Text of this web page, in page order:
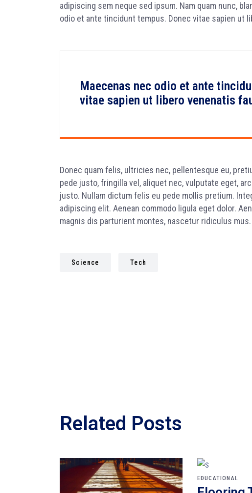
adipiscing sem neque sed ipsum. Nam quam nunc,
odio et ante tincidunt tempus. Donec vitae sapien ut
Maecenas nec odio et ante
vitae sapien ut libero venenatis
Donec quam felis, ultricies nec, pellentesque eu,
pede justo, fringilla vel, aliquet nec, vulputate eget,
justo. Nullam dictum felis eu pede mollis pretium.
adipiscing elit. Aenean commodo ligula eget dolor.
magnis dis parturient montes, nascetur ridiculus
Science Tech
Related Posts
EDUCATIONAL